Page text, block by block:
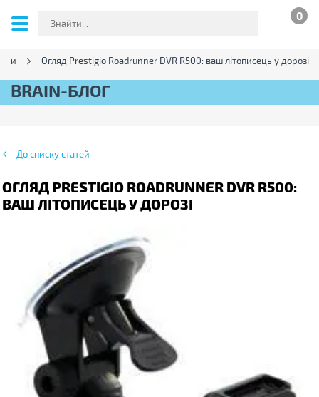
0
Огляд Prestigio Roadrunner DVR R500: ваш літописець у дорозі
BRAIN-БЛОГ
До списку статей
ОГЛЯД PRESTIGIO ROADRUNNER DVR R500:
ВАШ ЛІТОПИСЕЦЬ У ДОРОЗІ